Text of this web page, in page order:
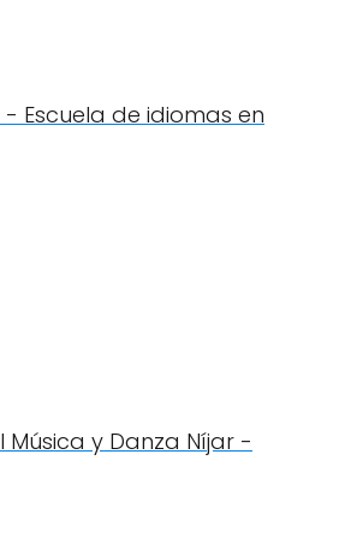
Escuela de idiomas en
Música y Danza Níjar -